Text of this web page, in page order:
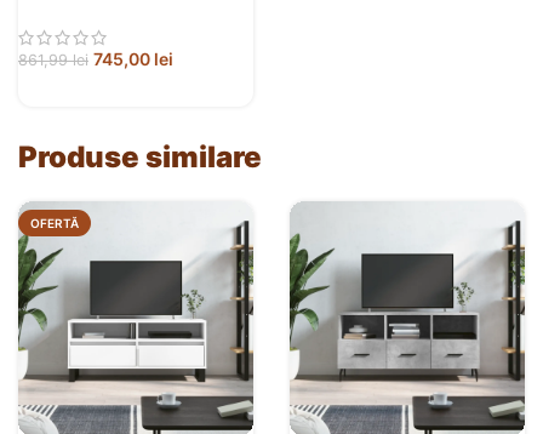
861,99lei 745,00 lei
Produse similare
OFERTĂ